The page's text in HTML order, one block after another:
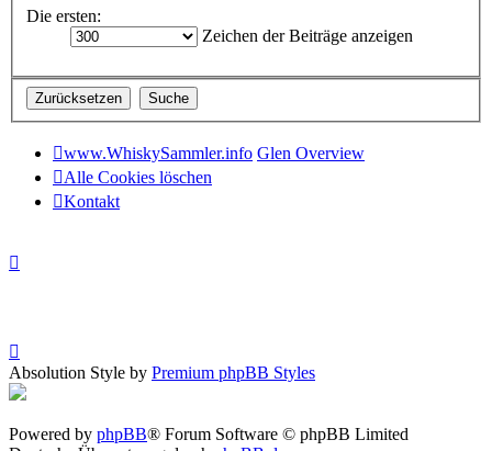
Die ersten:
Zeichen der Beiträge anzeigen
www.WhiskySammler.info Glen Overview
Alle Cookies löschen
Kontakt
Absolution Style by Premium phpBB Styles
Powered by phpBB® Forum Software © phpBB Limited